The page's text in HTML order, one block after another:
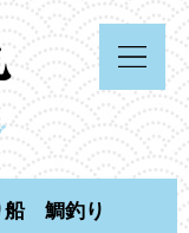
鯛釣り